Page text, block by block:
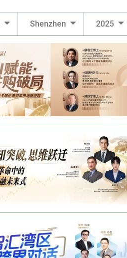
Shenzhen 2025